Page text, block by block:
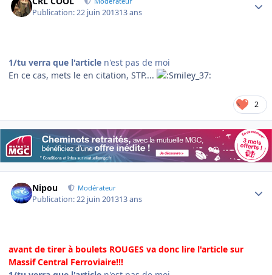
Publication:22 juin 201313 ans
1/tu verra que l'article n'est pas de moi
En ce cas, mets le en citation, STP....
2
Nipou Modérateur
Publication:22 juin 201313 ans
avant de tirer à boulets ROUGES va donc lire l'article sur
Massif Central Ferroviaire!!!